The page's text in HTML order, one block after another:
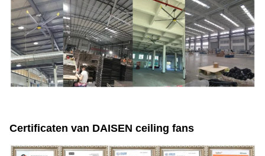
Certificaten van DAISEN ceiling fans